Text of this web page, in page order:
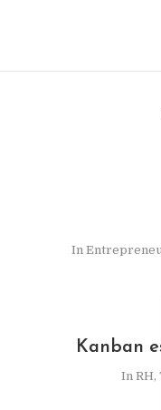
In
Kanban
In RH,